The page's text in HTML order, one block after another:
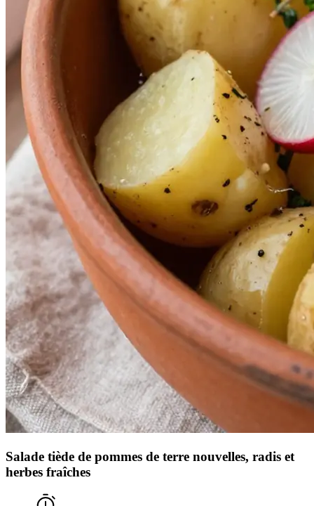
Salade tiède de pommes de terre nouvelles, radis et
herbes fraîches